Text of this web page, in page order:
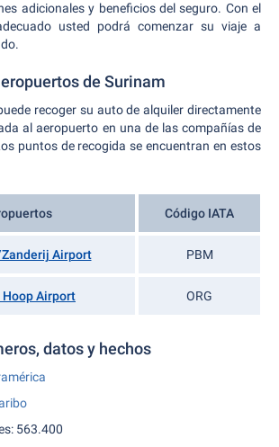
adicionales y beneficios del seguro. Con el
usted podrá comenzar su viaje a
de Surinam
recoger su auto de alquiler directamente
al aeropuerto en una de las compañías de
puntos de recogida se encuentran en estos
Código IATA
Airport PBM
Hoop Airport ORG
datos y hechos
563.400